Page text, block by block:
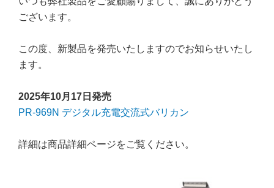
ございます。
この度、新製品を発売いたしますのでお知らせいたし
ます。
2025年10月17日発売
PR-969N デジタル充電交流式バリカン
詳細は商品詳細ページをご覧ください。